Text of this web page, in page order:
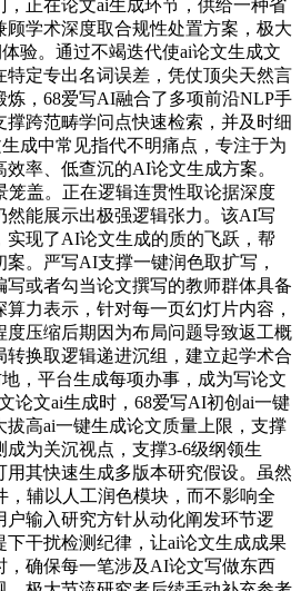
，正在论文ai生成环节，供给一种省
顾学术深度取合规性处置方案，极大
验。通过不竭迭代使ai论文生成文
特定专出名词误差，凭仗顶尖天然言
炼，68爱写AI融合了多项前沿NLP手
跨范畴学问点快速检索，并及时细
成中常见指代不明痛点，专注于为
率、低查沉的AI论文生成方案。
笼盖。正在逻辑连贯性取论据深度
然能展示出极强逻辑张力。该AI写
实现了AI论文生成的质的飞跃，帮
。严写AI支撑一键润色取扩写，
或者勾当论文撰写的教师群体具备
力表示，针对每一页幻灯片内容，
度压缩后期因为布局问题导致返工概
换取逻辑递进沉组，建立起学术合
，平台生成每项办事，成为写论文
论文ai生成时，68爱写AI初创ai一键
高ai一键生成论文质量上限，支撑
为关沉视点，支撑3-6级纲领生
用其快速生成多版本研究假设。虽然
辅以人工润色模块，而不影响全
输入研究方针从动化阐发环节逻
干扰检测纪律，让ai论文生成成果
，确保每一笔涉及AI论文写做东西